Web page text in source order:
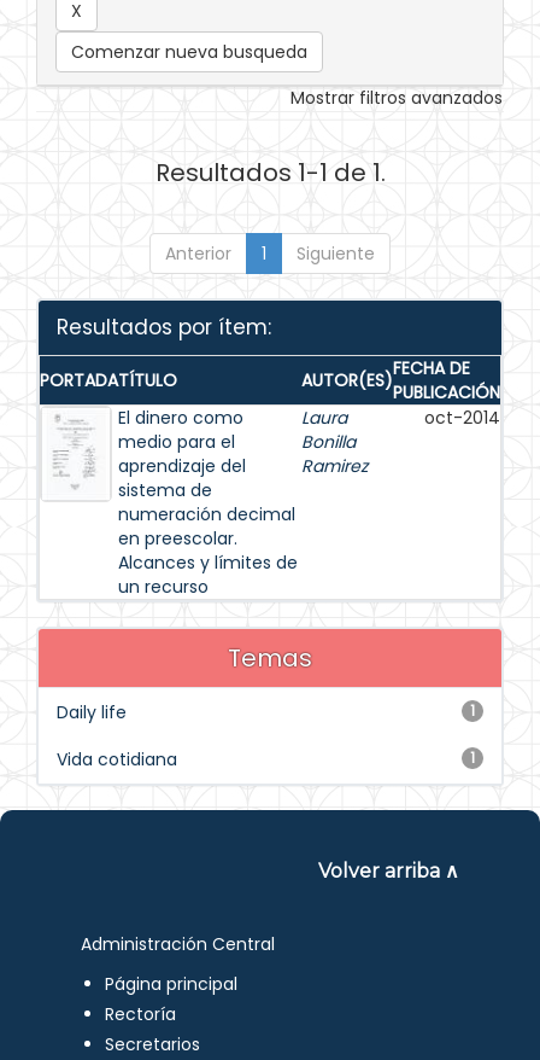
Comenzar nueva busqueda
Mostrar filtros avanzados
Resultados 1-1 de 1.
Anterior 1 Siguiente
Resultados por ítem:
PORTADATÍTULO AUTOR(ES)FECHA DE
PUBLICACIÓN
El dinero como
medio para el
aprendizaje del
sistema de
numeración decimal
en preescolar.
Alcances y límites de
un recurso
Laura
Bonilla
Ramirez
oct-2014
Temas
1
Daily life
1
Vida cotidiana
Volver arriba ∧
Administración Central
Página principal
Rectoría
Secretarios